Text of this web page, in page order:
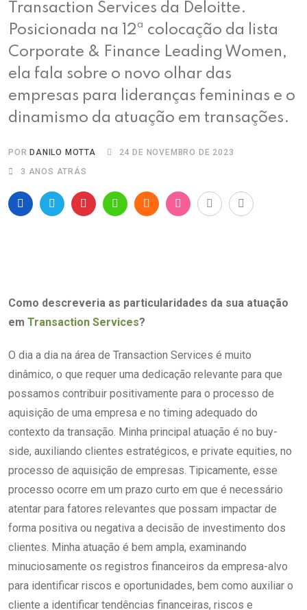
Transaction Services da Deloitte.
Posicionada na 12ª colocação da lista
Corporate & Finance Leading Women,
ela fala sobre o novo olhar das
empresas para lideranças femininas e o
dinamismo da atuação em transações.
POR DANILO MOTTA
24 DE NOVEMBRO DE 2023
3 ANOS ATRÁS
Como descreveria as particularidades da sua atuação
em Transaction Services?
O dia a dia na área de Transaction Services é muito
dinâmico, o que requer uma dedicação relevante para que
possamos contribuir positivamente para o processo de
aquisição de uma empresa e no timing adequado do
contexto da transação. Minha principal atuação é no buy-
side, auxiliando clientes estratégicos, e private equities, no
processo de aquisição de empresas. Tipicamente, esse
processo ocorre em um prazo curto em que é necessário
atentar para fatores relevantes que possam impactar de
forma positiva ou negativa a decisão de investimento dos
clientes. Minha atuação é bem ampla, examinando
minuciosamente os registros financeiros da empresa-alvo
para identificar riscos e oportunidades, bem como auxiliar o
cliente a identificar tendências financeiras, riscos e